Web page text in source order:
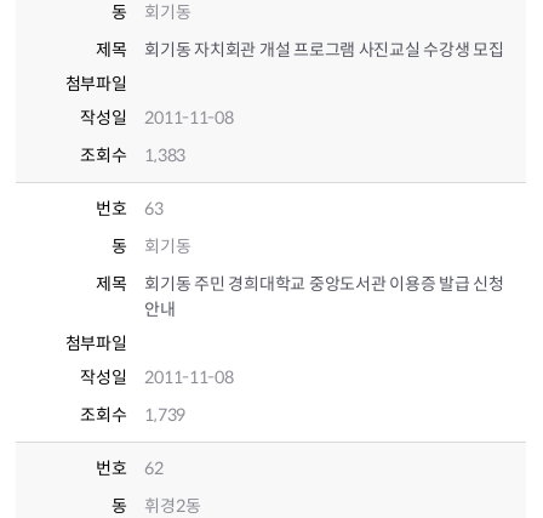
동
회기동
제목
회기동 자치회관 개설 프로그램 사진교실 수강생 모집
첨부파일
작성일
2011-11-08
조회수
1,383
번호
63
동
회기동
제목
회기동 주민 경희대학교 중앙도서관 이용증 발급 신청
안내
첨부파일
작성일
2011-11-08
조회수
1,739
번호
62
동
휘경2동